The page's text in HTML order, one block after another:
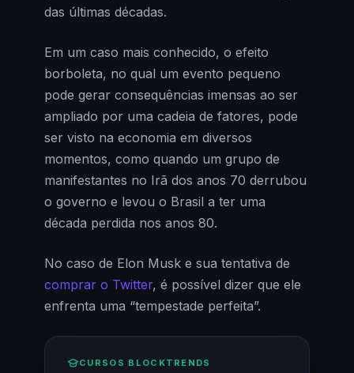
das últimas décadas.
Em um caso mais conhecido, o efeito
borboleta, no qual um evento pequeno
pode gerar consequências imensas ao ser
ampliado por uma cadeia de fatores, pode
ser visto na economia em diversos
momentos, como quando um grupo de
manifestantes no Irã dos anos 70 derrubou
o governo e levou o Brasil a ter uma
década perdida nos anos 80.
No caso de Elon Musk e sua tentativa de
comprar o Twitter, é possível dizer que ele
enfrenta uma “tempestade perfeita”.
CURSOS BLOCKTRENDS